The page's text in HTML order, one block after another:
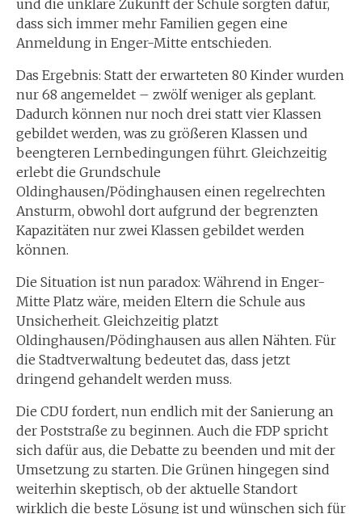
und die unklare Zukunft der Schule sorgten dafür,
dass sich immer mehr Familien gegen eine
Anmeldung in Enger-Mitte entschieden.
Das Ergebnis: Statt der erwarteten 80 Kinder wurden
nur 68 angemeldet – zwölf weniger als geplant.
Dadurch können nur noch drei statt vier Klassen
gebildet werden, was zu größeren Klassen und
beengteren Lernbedingungen führt. Gleichzeitig
erlebt die Grundschule
Oldinghausen/Pödinghausen einen regelrechten
Ansturm, obwohl dort aufgrund der begrenzten
Kapazitäten nur zwei Klassen gebildet werden
können.
Die Situation ist nun paradox: Während in Enger-
Mitte Platz wäre, meiden Eltern die Schule aus
Unsicherheit. Gleichzeitig platzt
Oldinghausen/Pödinghausen aus allen Nähten. Für
die Stadtverwaltung bedeutet das, dass jetzt
dringend gehandelt werden muss.
Die CDU fordert, nun endlich mit der Sanierung an
der Poststraße zu beginnen. Auch die FDP spricht
sich dafür aus, die Debatte zu beenden und mit der
Umsetzung zu starten. Die Grünen hingegen sind
weiterhin skeptisch, ob der aktuelle Standort
wirklich die beste Lösung ist und wünschen sich für